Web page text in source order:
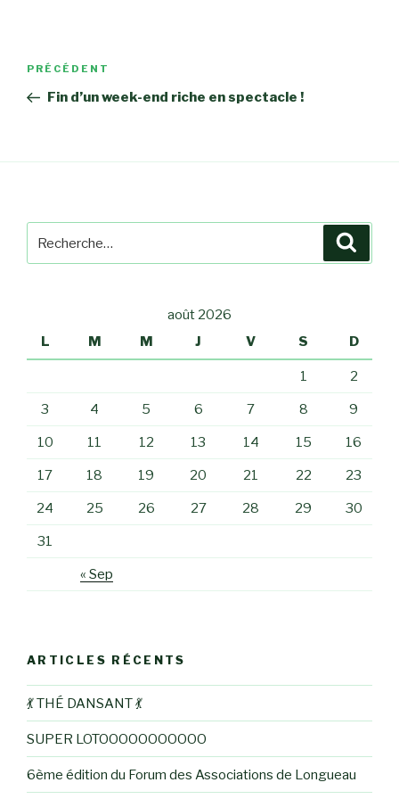
Navigation
l’article
Article
précédent
PRÉCÉDENT
Fin d’un week-end riche en spectacle !
août 2026
L
M M J V S D
« Sep
1 2
3 4 5 6 7 8 9
10 11 12 13 14 15 16
17 18 19 20 21 22 23
24 25 26 27 28 29 30
31
ARTICLES RÉCENTS
💃 THÉ DANSANT 💃
SUPER LOTOOOOOOOOOOO
6ème édition du Forum des Associations de Longueau